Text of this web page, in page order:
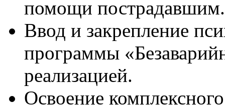
помощи пострадавшим.
Ввод и закрепление
программы
реализацией.
Освоение